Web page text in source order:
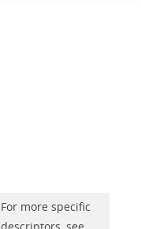
For more specific